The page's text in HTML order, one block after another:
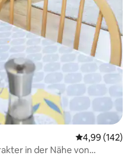
4,99 (142)
in der Nähe von